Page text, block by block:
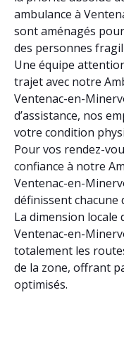
ambulance à
sont aménagés
des personnes
Une équipe
trajet avec notre
Ventenac-en-
d’assistance, nos
votre condition
Pour vos rendez-
confiance à notre
Ventenac-en-
définissent
La dimension locale
Ventenac-en-
totalement les
de la zone, offrant
optimisés.